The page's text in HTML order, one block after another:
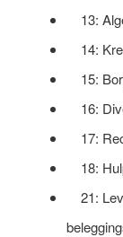
13:
14:
15:
16:
17:
18:
21: